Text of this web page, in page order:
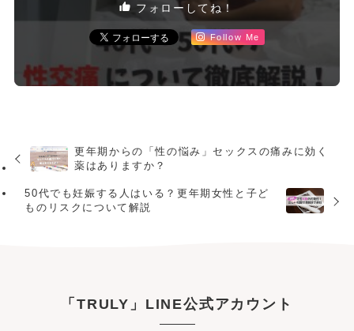
フォローしてね！
Follow Me
更年期からの「性の悩み」セックスの痛みに効く
薬はありますか？
50代でも妊娠する人はいる？更年期女性と子ど
ものリスクについて解説
「TRULY」LINE公式アカウント